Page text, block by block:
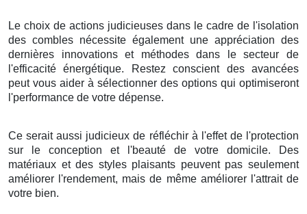
Le choix de actions judicieuses dans le cadre de l'isolation
des combles nécessite égalementune appréciation des
dernières
innovationset méthodesdans lesecteur de
l'efficacité énergétique. Restez conscientdesavancées
peut vous aider à sélectionner des options qui optimiseront
l'performance de votre dépense.
Ce serait aussi judicieux de réfléchir à l'effetde l'protection
sur le conception et l'beauté de votre domicile. Des
matériaux et des styles plaisants peuvent pas seulement
améliorer l'rendement, maisde même améliorerl'attraitde
votre bien.